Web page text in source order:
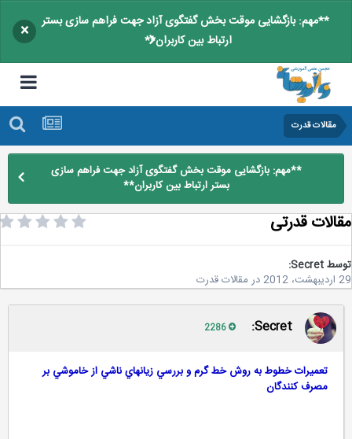
**مهم: بازگشایی موقت بخش گفتگوی آزاد جهت فراهم سازی بستر
ارتباط بین کاربران**
×
مقالات قدرت
**مهم: بازگشایی موقت بخش گفتگوی آزاد جهت فراهم سازی
بستر ارتباط بین کاربران**
قدرتی
Secret:
درمقالات قدرت
Secret:
تعميرات خطوط به روش خط گرم و بررسي زيانهاي ناشي از خاموشي بر
مصرف كنندگان